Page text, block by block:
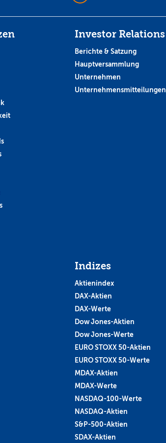
Investor Relations
Berichte & Satzung
Hauptversammlung
Unternehmen
Unternehmensmitteilungen
Indizes
Aktienindex
DAX-Aktien
DAX-Werte
Dow Jones-Aktien
Dow Jones-Werte
EURO STOXX 50-Aktien
EURO STOXX 50-Werte
MDAX-Aktien
MDAX-Werte
NASDAQ-100-Werte
NASDAQ-Aktien
S&P-500-Aktien
SDAX-Aktien